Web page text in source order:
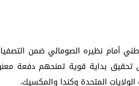
أمام نظيره الصومالي ضمن
إلى تحقيق بداية قوية تمنحهم
المتحدة وكندا والمكسيك.